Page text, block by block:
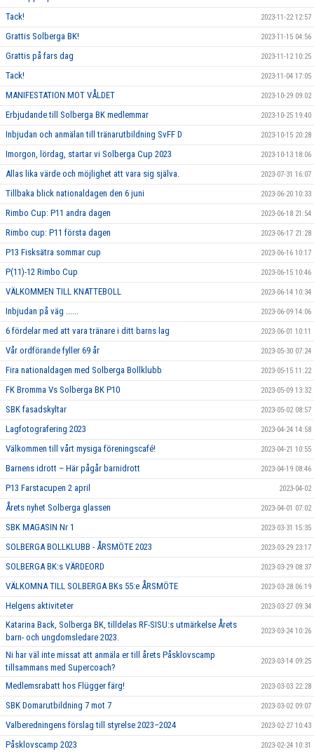
Tack! 2023-11-22 12:57
Grattis Solberga BK! 2023-11-15 04:56
Grattis på fars dag 2023-11-12 10:25
Tack! 2023-11-04 17:05
MANIFESTATION MOT VÅLDET 2023-10-29 09:02
Erbjudande till Solberga BK medlemmar 2023-10-25 19:40
Inbjudan och anmälan till tränarutbildning SvFF D 2023-10-15 20:28
Imorgon, lördag, startar vi Solberga Cup 2023 2023-10-13 18:06
Allas lika värde och möjlighet att vara sig själva. 2023-07-31 16:07
Tillbaka blick nationaldagen den 6 juni 2023-06-20 10:33
Rimbo Cup: P11 andra dagen 2023-06-18 21:54
Rimbo cup: P11 första dagen 2023-06-17 21:28
P13 Fisksätra sommar cup 2023-06-16 10:17
P(11)-12 Rimbo Cup 2023-06-15 10:46
VÄLKOMMEN TILL KNATTEBOLL 2023-06-14 10:34
Inbjudan på väg ...... 2023-06-09 14:06
6 fördelar med att vara tränare i ditt barns lag 2023-06-01 10:11
Vår ordförande fyller 69 år 2023-05-30 07:24
Fira nationaldagen med Solberga Bollklubb 2023-05-15 11:22
FK Bromma Vs Solberga BK P10 2023-05-09 13:32
SBK fasadskyltar 2023-05-02 08:57
Lagfotografering 2023 2023-04-24 14:58
Välkommen till vårt mysiga föreningscafé! 2023-04-21 10:55
Barnens idrott – Här pågår barnidrott 2023-04-19 08:46
P13 Farstacupen 2 april 2023-04-02
Årets nyhet Solberga glassen 2023-04-01 07:02
SBK MAGASIN Nr 1 2023-03-31 15:35
SOLBERGA BOLLKLUBB - ÅRSMÖTE 2023 2023-03-29 23:17
SOLBERGA BK:s VÄRDEORD 2023-03-29 08:37
VÄLKOMNA TILL SOLBERGA BKs 55:e ÅRSMÖTE 2023-03-28 06:19
Helgens aktiviteter 2023-03-27 09:34
Katarina Back, Solberga BK, tilldelas RF-SISU:s utmärkelse Årets
barn- och ungdomsledare 2023.
2023-03-24 10:26
Ni har väl inte missat att anmäla er till årets Påsklovscamp
tillsammans med Supercoach?
2023-03-14 09:25
Medlemsrabatt hos Flügger färg! 2023-03-03 22:28
SBK Domarutbildning 7 mot 7 2023-03-02 09:07
Valberedningens förslag till styrelse 2023–2024 2023-02-27 10:43
Påsklovscamp 2023 2023-02-24 10:31